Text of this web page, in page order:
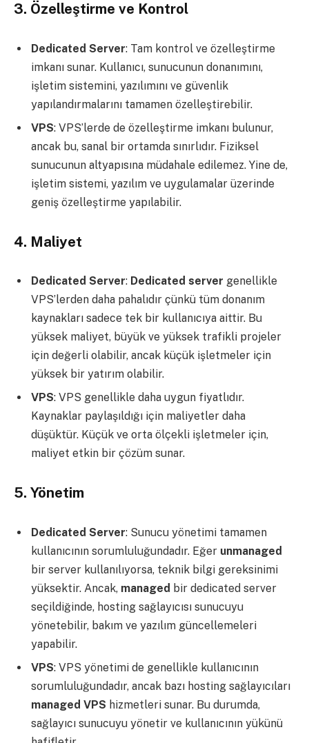
3. Özelleştirme ve Kontrol
Dedicated Server: Tam kontrol ve özelleştirme
imkanı sunar. Kullanıcı, sunucunun donanımını,
işletim sistemini, yazılımını ve güvenlik
yapılandırmalarını tamamen özelleştirebilir.
VPS: VPS’lerde de özelleştirme imkanı bulunur,
ancak bu, sanal bir ortamda sınırlıdır. Fiziksel
sunucunun altyapısına müdahale edilemez. Yine de,
işletim sistemi, yazılım ve uygulamalar üzerinde
geniş özelleştirme yapılabilir.
4. Maliyet
Dedicated Server: Dedicated server genellikle
VPS’lerden daha pahalıdır çünkü tüm donanım
kaynakları sadece tek bir kullanıcıya aittir. Bu
yüksek maliyet, büyük ve yüksek trafikli projeler
için değerli olabilir, ancak küçük işletmeler için
yüksek bir yatırım olabilir.
VPS: VPS genellikle daha uygun fiyatlıdır.
Kaynaklar paylaşıldığı için maliyetler daha
düşüktür. Küçük ve orta ölçekli işletmeler için,
maliyet etkin bir çözüm sunar.
5. Yönetim
Dedicated Server: Sunucu yönetimi tamamen
kullanıcının sorumluluğundadır. Eğer unmanaged
bir server kullanılıyorsa, teknik bilgi gereksinimi
yüksektir. Ancak, managed bir dedicated server
seçildiğinde, hosting sağlayıcısı sunucuyu
yönetebilir, bakım ve yazılım güncellemeleri
yapabilir.
VPS: VPS yönetimi de genellikle kullanıcının
sorumluluğundadır, ancak bazı hosting sağlayıcıları
managed VPS hizmetleri sunar. Bu durumda,
sağlayıcı sunucuyu yönetir ve kullanıcının yükünü